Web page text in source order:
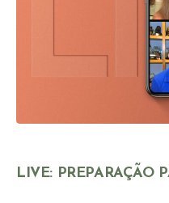
LIVE: PREPARAÇÃO